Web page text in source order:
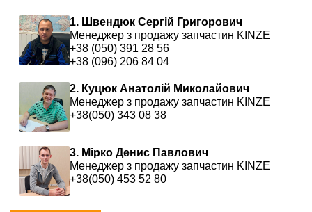
1. Швендюк Сергій Григорович
Менеджер з продажу запчастин KINZE
+38 (050) 391 28 56
+38 (096) 206 84 04
2. Куцюк Анатолій Миколайович
Менеджер з продажу запчастин KINZE
+38(050) 343 08 38
3. Мірко Денис Павлович
Менеджер з продажу запчастин KINZE
+38(050) 453 52 80